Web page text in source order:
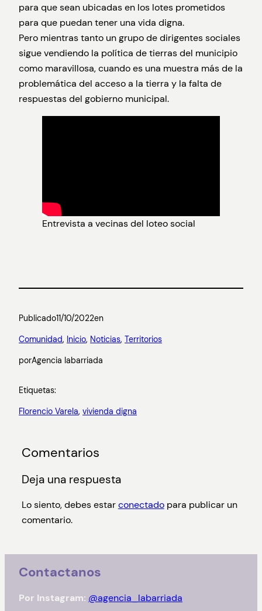
para que sean ubicadas en los lotes prometidos
para que puedan tener una vida digna.
Pero mientras tanto un grupo de dirigentes sociales
sigue vendiendo la política de tierras del municipio
como maravillosa, cuando es una muestra más de la
problemática del acceso a la tierra y la falta de
respuestas del gobierno municipal.
Entrevista a vecinas del loteo social
Publicado11/10/2022en
Comunidad, Inicio, Noticias, Territorios
porAgencia labarriada
Etiquetas:
Florencio Varela, vivienda digna
Comentarios
Deja una respuesta
Lo siento, debes estarconectadopara publicar un
comentario.
Contactanos
Por Instagram: @agencia_labarriada